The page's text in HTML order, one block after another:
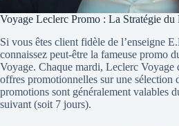
Voyage Leclerc Promo : La Stratégie du
Si vous êtes client fidèle de l’enseigne
connaissez peut-être la fameuse promo
Voyage. Chaque mardi, Leclerc Voyage
offres promotionnelles sur une sélection
promotions sont généralement valables
suivant (soit 7 jours).